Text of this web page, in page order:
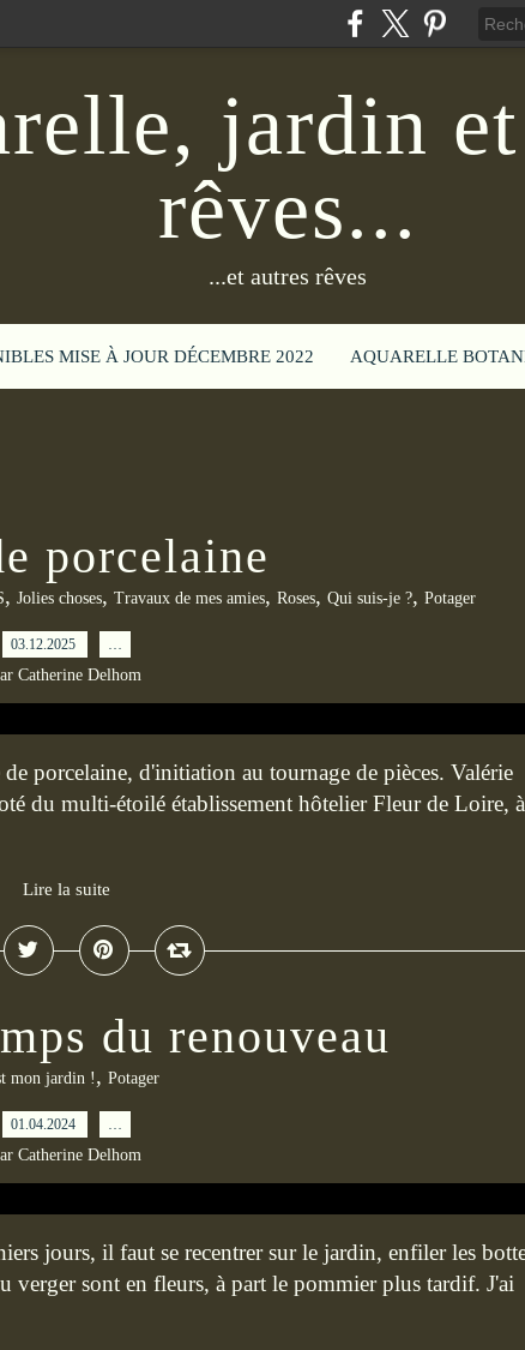
jardin et
rêves...
...et autres rêves
MISE À JOUR DÉCEMBRE 2022 AQUARELLE
porcelaine
, Jolies choses, Travaux de mes amies, Roses, Qui suis-je ?, Potager
03.12.2025 …
Catherine Delhom
porcelaine, d'initiation au tournage de pièces. Valérie
du multi-étoilé établissement hôtelier Fleur de Loire, à
Lire la suite
du renouveau
mon jardin !, Potager
01.04.2024 …
Catherine Delhom
jours, il faut se recentrer sur le jardin, enfiler les
verger sont en fleurs, à part le pommier plus tardif. J'ai